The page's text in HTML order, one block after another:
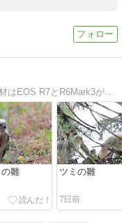
毎日野鳥を追いかけています。撮影機材はEOS R7とR6Mark3が中心です。その他とLUMIX GX7 Mark2も使っています。
雛 ツミの雛
7日前